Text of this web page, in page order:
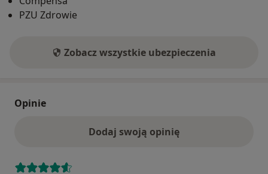
PZU Zdrowie
Zobacz wszystkie ubezpieczenia
Opinie
Dodaj swoją opinię